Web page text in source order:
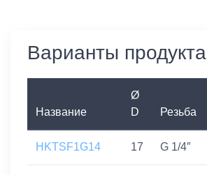
Варианты продукта
Название
Ø
D
Резьба
HKTSF1G14 17 G 1/4″